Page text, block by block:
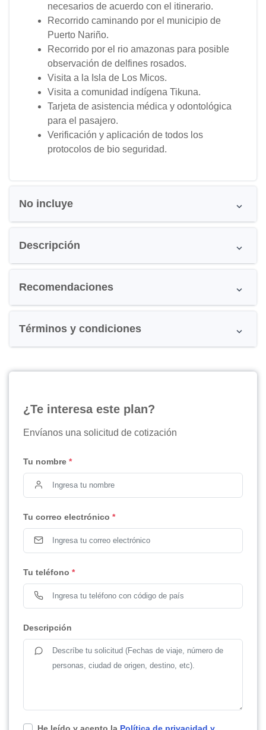
necesarios de acuerdo con el itinerario.
Recorrido caminando por el municipio de
Puerto Nariño.
Recorrido por el rio amazonas para posible
observación de delfines rosados.
Visita a la Isla de Los Micos.
Visita a comunidad indígena Tikuna.
Tarjeta de asistencia médica y odontológica
para el pasajero.
Verificación y aplicación de todos los
protocolos de bio seguridad.
No incluye
Descripción
Recomendaciones
Términos y condiciones
¿Te interesa este plan?
Envíanos una solicitud de cotización
Tu nombre *
Tu correo electrónico *
Tu teléfono *
Descripción
He leído y acepto la Política de privacidad y